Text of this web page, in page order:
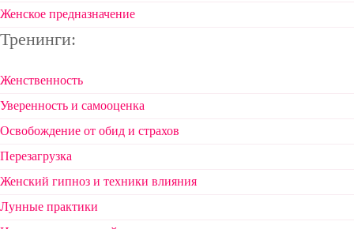
Женское предназначение
Тренинги:
Женственность
Уверенность и самооценка
Освобождение от обид и страхов
Перезагрузка
Женский гипноз и техники влияния
Лунные практики